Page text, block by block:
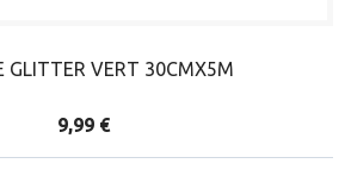
GLITTER VERT 30CMX5M
9,99 €